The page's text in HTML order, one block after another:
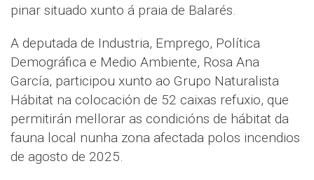
pinar situado xunto á praia de Balarés.
A deputada de Industria, Emprego, Política
Demográfica e Medio Ambiente, Rosa Ana
García, participou xunto ao Grupo Naturalista
Hábitat na colocación de 52 caixas refuxio, que
permitirán mellorar as condicións de hábitat da
fauna local nunha zona afectada polos incendios
de agosto de 2025.